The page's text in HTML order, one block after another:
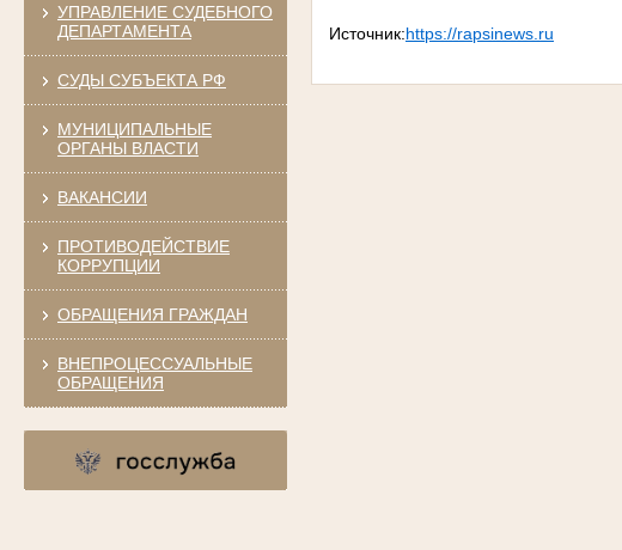
УПРАВЛЕНИЕ СУДЕБНОГО
ДЕПАРТАМЕНТА
СУДЫ СУБЪЕКТА РФ
МУНИЦИПАЛЬНЫЕ
ОРГАНЫ ВЛАСТИ
ВАКАНСИИ
ПРОТИВОДЕЙСТВИЕ
КОРРУПЦИИ
ОБРАЩЕНИЯ ГРАЖДАН
ВНЕПРОЦЕССУАЛЬНЫЕ
ОБРАЩЕНИЯ
Источник:https://rapsinews.ru